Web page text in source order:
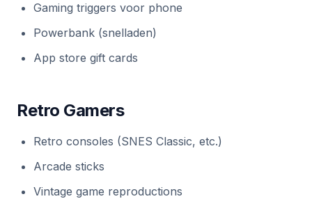
Gaming triggers voor phone
Powerbank (snelladen)
App store gift cards
Retro Gamers
Retro consoles (SNES Classic, etc.)
Arcade sticks
Vintage game reproductions